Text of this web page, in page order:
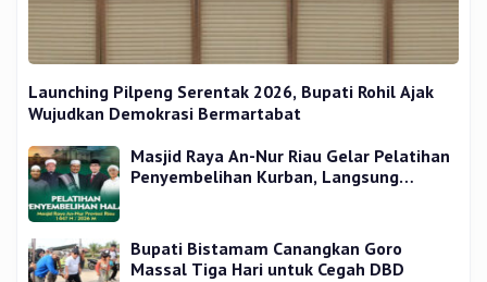
Launching Pilpeng Serentak 2026, Bupati Rohil Ajak
Wujudkan Demokrasi Bermartabat
Masjid Raya An-Nur Riau Gelar Pelatihan
Penyembelihan Kurban, Langsung
Bupati Bistamam Canangkan Goro
Massal Tiga Hari untuk Cegah DBD